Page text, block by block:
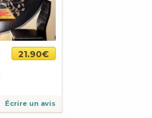
21.90€
Écrire un avis